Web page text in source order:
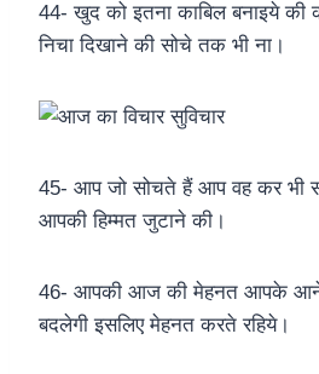
44- खुद को इतना काबिल बनाइये की
निचा दिखाने की सोचे तक भी ना।
45- आप जो सोचते हैं आप वह कर भी
आपकी हिम्मत जुटाने की।
46- आपकी आज की मेहनत आपके
बदलेगी इसलिए मेहनत करते रहिये।